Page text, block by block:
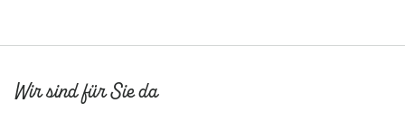
Wir sind für Sie da